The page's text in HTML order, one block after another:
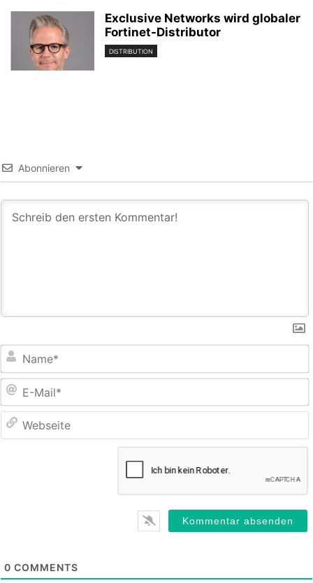
Exclusive Networks wird globaler
Fortinet-Distributor
DISTRIBUTION
Abonnieren
0 COMMENTS